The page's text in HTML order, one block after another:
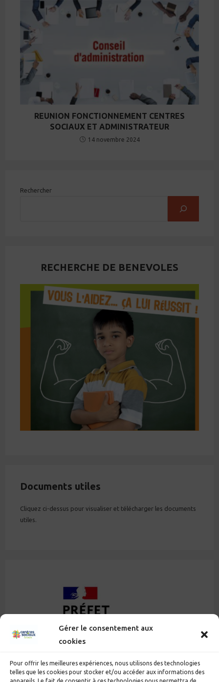
Gérer le consentement aux
cookies
Pour offrir les meilleures expériences, nous utilisons des technologies
telles que les cookies pour stocker et/ou accéder aux informations des
REUNION FONCTIONNEMENT CENTRES
SOCIAUX ET ADMINISTRATEUR
14 novembre 2024
Rechercher
RECHERCHE DE BENEVOLES
Documents utiles
Cliquez ci-dessus pour visualiser et télécharger les documents
utiles.